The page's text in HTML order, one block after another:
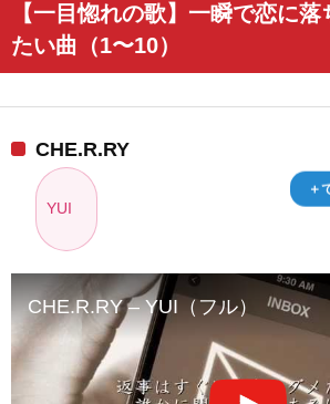
【一目惚れの歌】一瞬で恋に
たい曲（1〜10）
＋
CHE.R.RY
YUI
CHE.R.RY – YUI（フル）